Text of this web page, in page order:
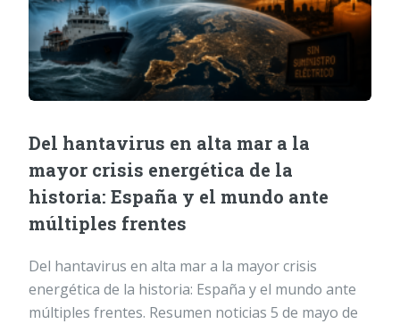
Del hantavirus en alta mar a la
mayor crisis energética de la
historia: España y el mundo ante
múltiples frentes
Del hantavirus en alta mar a la mayor crisis
energética de la historia: España y el mundo ante
múltiples frentes. Resumen noticias 5 de mayo de